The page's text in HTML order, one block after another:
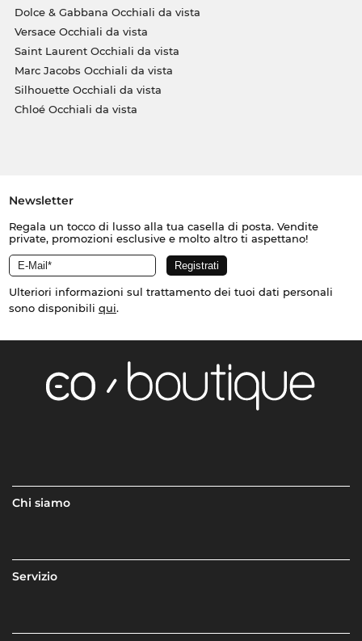
Dolce & Gabbana Occhiali da vista
Versace Occhiali da vista
Saint Laurent Occhiali da vista
Marc Jacobs Occhiali da vista
Silhouette Occhiali da vista
Chloé Occhiali da vista
Newsletter
Regala un tocco di lusso alla tua casella di posta. Vendite
private, promozioni esclusive e molto altro ti aspettano!
Ulteriori informazioni sul trattamento dei tuoi dati personali
sono disponibili qui.
Chi siamo
Servizio